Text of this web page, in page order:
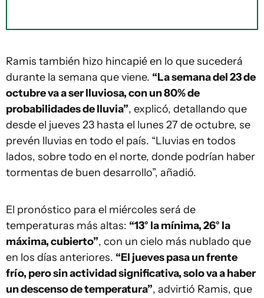
Ramis también hizo hincapié en lo que sucederá
durante la semana que viene. “La semana del 23 de
octubre va a ser lluviosa, con un 80% de
probabilidades de lluvia”, explicó, detallando que
desde el jueves 23 hasta el lunes 27 de octubre, se
prevén lluvias en todo el país. “Lluvias en todos
lados, sobre todo en el norte, donde podrían haber
tormentas de buen desarrollo”, añadió.
El pronóstico para el miércoles será de
temperaturas más altas: “13° la mínima, 26° la
máxima, cubierto”, con un cielo más nublado que
en los días anteriores. “El jueves pasa un frente
frío, pero sin actividad significativa, solo va a haber
un descenso de temperatura”, advirtió Ramis, que